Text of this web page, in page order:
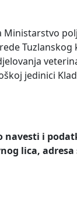
Ministarstvo
Tuzlanskog
jedinici
navesti i
lica,